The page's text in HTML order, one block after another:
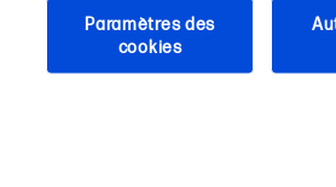
Paramètres des
cookies